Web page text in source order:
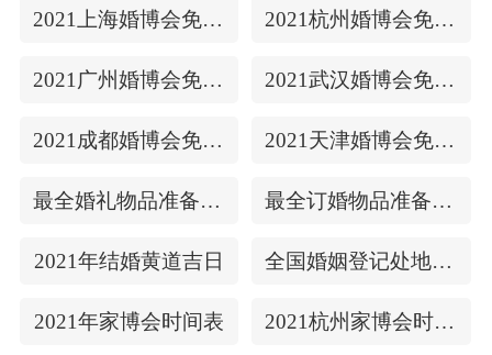
2021上海婚博会免费门票 2021杭州婚博会免费门票
2021广州婚博会免费门票 2021武汉婚博会免费门票
2021成都婚博会免费门票 2021天津婚博会免费门票
最全婚礼物品准备清单 最全订婚物品准备清单
2021年结婚黄道吉日 全国婚姻登记处地址/上下时间
2021年家博会时间表 2021杭州家博会时间表